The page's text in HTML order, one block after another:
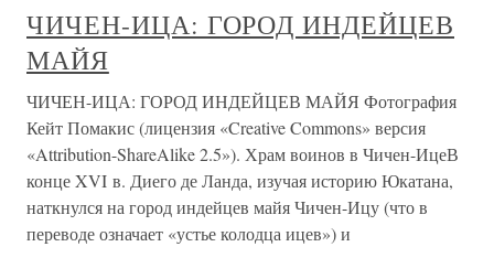
ЧИЧЕН-ИЦА: ГОРОД ИНДЕЙЦЕВ
МАЙЯ
ЧИЧЕН-ИЦА: ГОРОД ИНДЕЙЦЕВ МАЙЯ Фотография
Кейт Помакис (лицензия «Creative Commons» версия
«Attribution-ShareAlike 2.5»). Храм воинов в Чичен-ИцеВ
конце XVI в. Диего де Ланда, изучая историю Юкатана,
наткнулся на город индейцев майя Чичен-Ицу (что в
переводе означает «устье колодца ицев») и